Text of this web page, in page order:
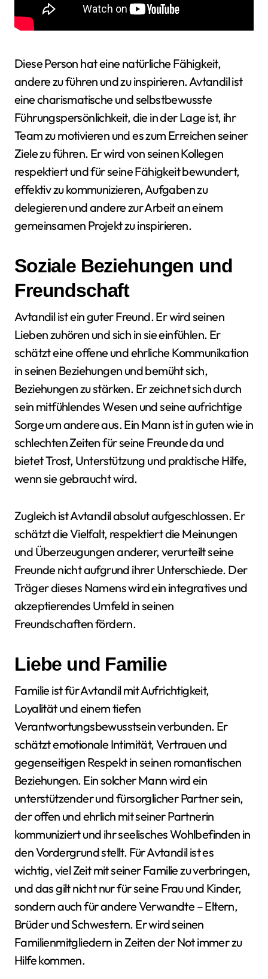
Diese Person hat eine natürliche Fähigkeit,
andere zu führen und zu inspirieren. Avtandil ist
eine charismatische und selbstbewusste
Führungspersönlichkeit, die in der Lage ist, ihr
Team zu motivieren und es zum Erreichen seiner
Ziele zu führen. Er wird von seinen Kollegen
respektiert und für seine Fähigkeit bewundert,
effektiv zu kommunizieren, Aufgaben zu
delegieren und andere zur Arbeit an einem
gemeinsamen Projekt zu inspirieren.
Soziale Beziehungen und
Freundschaft
Avtandil ist ein guter Freund. Er wird seinen
Lieben zuhören und sich in sie einfühlen. Er
schätzt eine offene und ehrliche Kommunikation
in seinen Beziehungen und bemüht sich,
Beziehungen zu stärken. Er zeichnet sich durch
sein mitfühlendes Wesen und seine aufrichtige
Sorge um andere aus. Ein Mann ist in guten wie in
schlechten Zeiten für seine Freunde da und
bietet Trost, Unterstützung und praktische Hilfe,
wenn sie gebraucht wird.
Zugleich ist Avtandil absolut aufgeschlossen. Er
schätzt die Vielfalt, respektiert die Meinungen
und Überzeugungen anderer, verurteilt seine
Freunde nicht aufgrund ihrer Unterschiede. Der
Träger dieses Namens wird ein integratives und
akzeptierendes Umfeld in seinen
Freundschaften fördern.
Liebe und Familie
Familie ist für Avtandil mit Aufrichtigkeit,
Loyalität und einem tiefen
Verantwortungsbewusstsein verbunden. Er
schätzt emotionale Intimität, Vertrauen und
gegenseitigen Respekt in seinen romantischen
Beziehungen. Ein solcher Mann wird ein
unterstützender und fürsorglicher Partner sein,
der offen und ehrlich mit seiner Partnerin
kommuniziert und ihr seelisches Wohlbefinden in
den Vordergrund stellt. Für Avtandil ist es
wichtig, viel Zeit mit seiner Familie zu verbringen,
und das gilt nicht nur für seine Frau und Kinder,
sondern auch für andere Verwandte – Eltern,
Brüder und Schwestern. Er wird seinen
Familienmitgliedern in Zeiten der Not immer zu
Hilfe kommen.